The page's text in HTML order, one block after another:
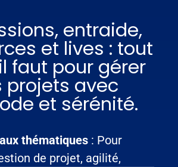
entraide,
et lives : tout
faut pour gérer
projets avec
et sérénité.
thématiques: Pour
de projet, agilité,